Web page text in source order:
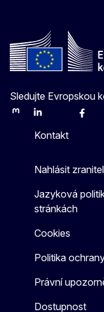
Sledujte Evropskou
MastodonLinkedInBluesky
Kontakt
Nahlásit
Jazyková
stránkách
Cookies
Politika
Právní
Dostupnost